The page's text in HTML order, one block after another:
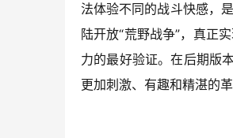
法体验不同的战斗快感，
陆开放“荒野战争”，真正
力的最好验证。在后期版
更加刺激、有趣和精湛的